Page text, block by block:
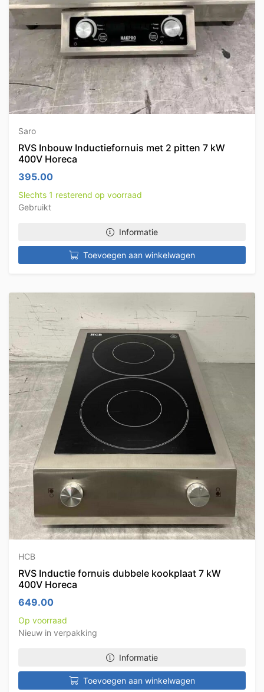
Saro
RVS Inbouw Inductiefornuis met 2 pitten 7 kW
400V Horeca
395.00
Slechts 1 resterend op voorraad
Gebruikt
Informatie
Toevoegen aan winkelwagen
HCB
RVS Inductie fornuis dubbele kookplaat 7 kW
400V Horeca
649.00
Op voorraad
Nieuw in verpakking
Informatie
Toevoegen aan winkelwagen